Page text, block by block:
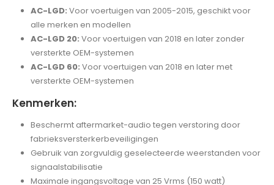
AC-LGD: Voor voertuigen van 2005-2015, geschikt voor
alle merken en modellen
AC-LGD 20: Voor voertuigen van 2018 en later zonder
versterkte OEM-systemen
AC-LGD 60: Voor voertuigen van 2018 en later met
versterkte OEM-systemen
Kenmerken:
Beschermt aftermarket-audio tegen verstoring door
fabrieksversterkerbeveiligingen
Gebruik van zorgvuldig geselecteerde weerstanden voor
signaalstabilisatie
Maximale ingangsvoltage van 25 Vrms (150 watt)